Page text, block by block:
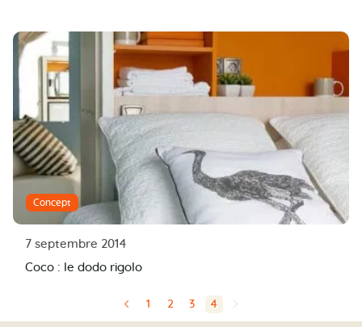
Concept
7 septembre 2014
Coco : le dodo rigolo
⬅ 1 2 3 4